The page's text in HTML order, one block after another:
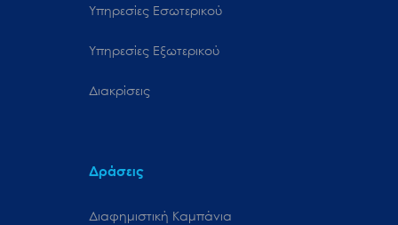
Υπηρεσίες Εσωτερικού
Υπηρεσίες Εξωτερικού
Διακρίσεις
Δράσεις
Διαφημιστική Καμπάνια